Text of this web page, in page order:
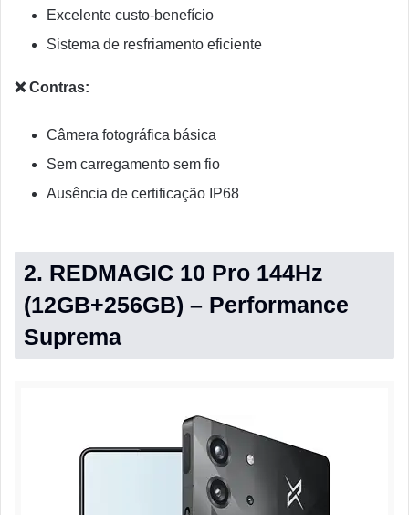
Excelente custo-benefício
Sistema de resfriamento eficiente
❌ Contras:
Câmera fotográfica básica
Sem carregamento sem fio
Ausência de certificação IP68
2. REDMAGIC 10 Pro 144Hz
(12GB+256GB) – Performance
Suprema